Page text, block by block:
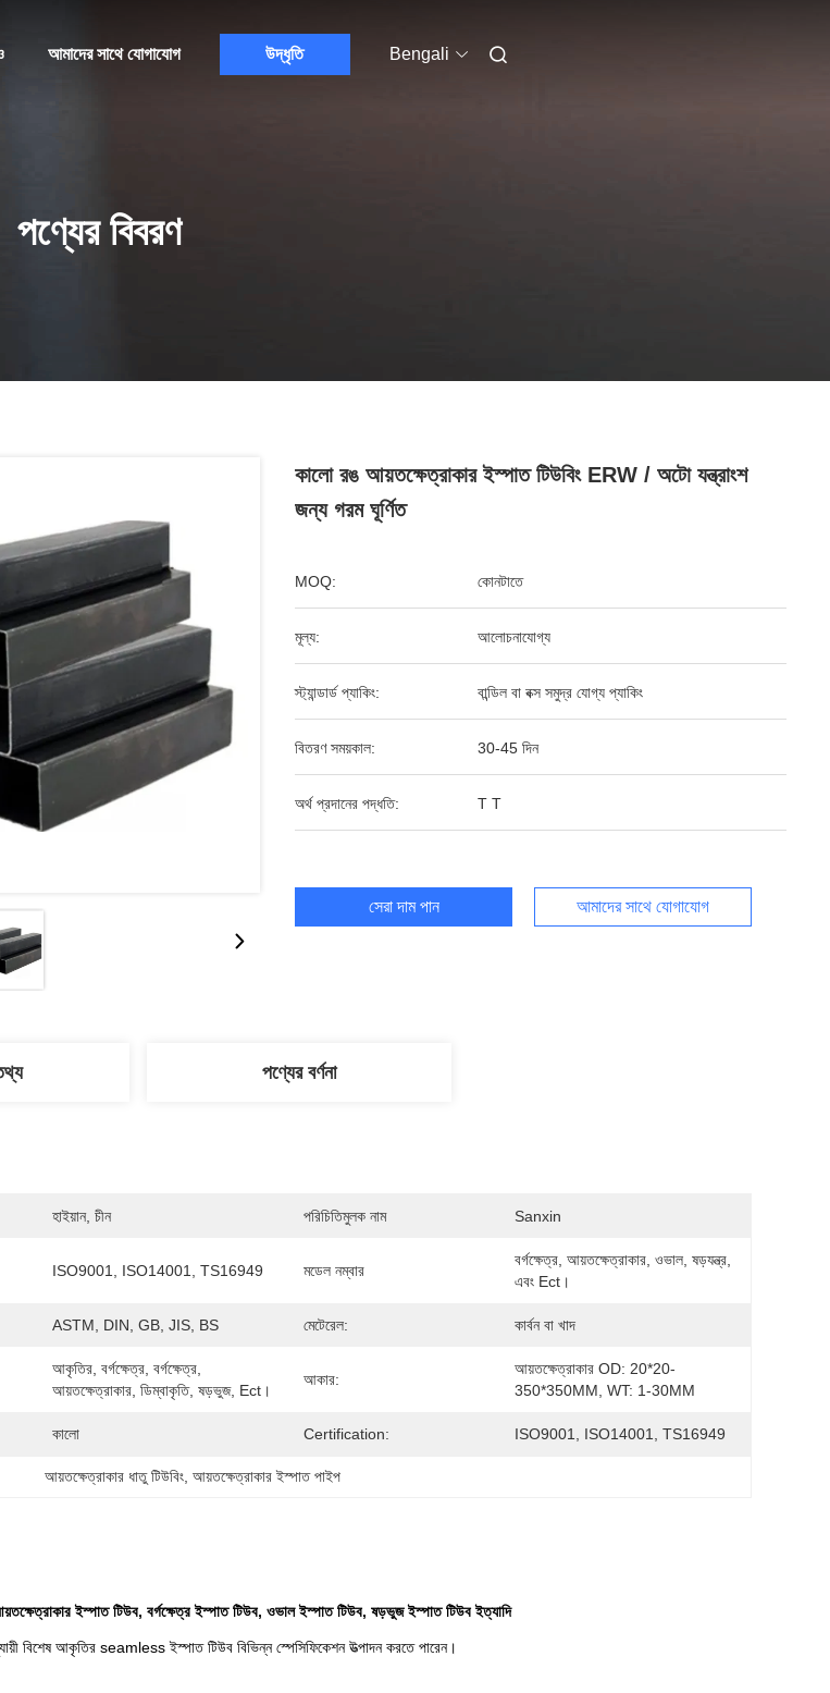
আমাদের সাথে যোগাযোগ উদ্ধৃতি Bengali
পণ্যের বিবরণ
কালো রঙ আয়তক্ষেত্রাকার ইস্পাত টিউবিং ERW / অটো যন্ত্রাংশ
জন্য গরম ঘূর্ণিত
MOQ: কোনটাতে
মূল্য: আলোচনাযোগ্য
স্ট্যান্ডার্ড প্যাকিং: বান্ডিল বা বক্স সমুদ্র যোগ্য প্যাকিং
বিতরণ সময়কাল: 30-45 দিন
অর্থ প্রদানের পদ্ধতি: T T
সেরা দাম পান আমাদের সাথে যোগাযোগ
পণ্যের বর্ণনা
হাইয়ান, চীন পরিচিতিমুলক নাম Sanxin
ISO9001, ISO14001, TS16949 মডেল নম্বার
বর্গক্ষেত্র, আয়তক্ষেত্রাকার, ওভাল, ষড়যন্ত্র,
এবং Ect।
ASTM, DIN, GB, JIS, BS মেটেরেল: কার্বন বা খাদ
আকৃতির, বর্গক্ষেত্র, বর্গক্ষেত্র,
আয়তক্ষেত্রাকার, ডিম্বাকৃতি, ষড়ভুজ, Ect।
আকার:
আয়তক্ষেত্রাকার OD: 20*20-
350*350MM, WT: 1-30MM
কালো Certification: ISO9001, ISO14001, TS16949
আয়তক্ষেত্রাকার ধাতু টিউবিং , আয়তক্ষেত্রাকার ইস্পাত পাইপ
ইস্পাত টিউব, বর্গক্ষেত্র ইস্পাত টিউব, ওভাল ইস্পাত টিউব, ষড়ভুজ ইস্পাত টিউব ইত্যাদি
বিশেষ আকৃতির seamless ইস্পাত টিউব বিভিন্ন স্পেসিফিকেশন উত্পাদন করতে পারেন।